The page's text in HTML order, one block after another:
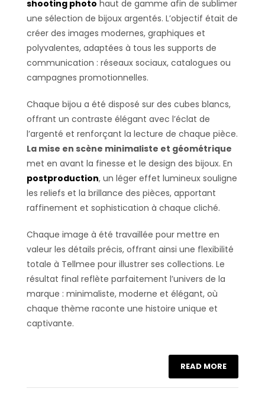
shooting photo haut de gamme afin de sublimer
une sélection de bijoux argentés. L’objectif était de
créer des images modernes, graphiques et
polyvalentes, adaptées à tous les supports de
communication : réseaux sociaux, catalogues ou
campagnes promotionnelles.
Chaque bijou a été disposé sur des cubes blancs,
offrant un contraste élégant avec l’éclat de
l’argenté et renforçant la lecture de chaque pièce.
La mise en scène minimaliste et géométrique
met en avant la finesse et le design des bijoux. En
postproduction, un léger effet lumineux souligne
les reliefs et la brillance des pièces, apportant
raffinement et sophistication à chaque cliché.
Chaque image à été travaillée pour mettre en
valeur les détails précis, offrant ainsi une flexibilité
totale à Tellmee pour illustrer ses collections. Le
résultat final reflète parfaitement l’univers de la
marque : minimaliste, moderne et élégant, où
chaque thème raconte une histoire unique et
captivante.
READ MORE